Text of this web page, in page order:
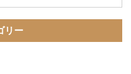
リー